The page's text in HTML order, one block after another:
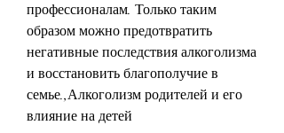
профессионалам. Только таким
образом можно предотвратить
негативные последствия алкоголизма
и восстановить благополучие в
семье.,Алкоголизм родителей и его
влияние на детей